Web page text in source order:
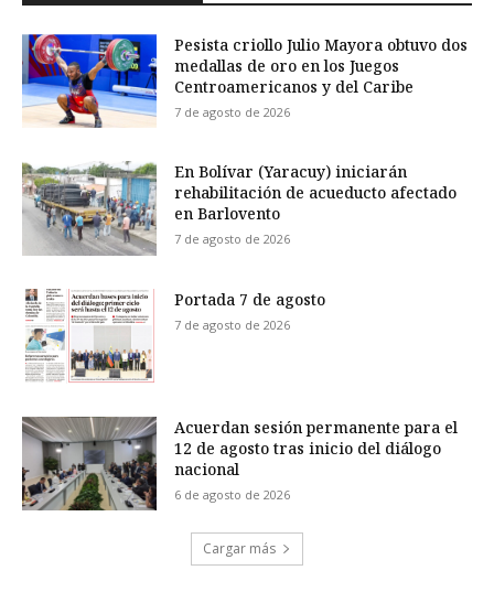
Pesista criollo Julio Mayora obtuvo dos
medallas de oro en los Juegos
Centroamericanos y del Caribe
7 de agosto de 2026
En Bolívar (Yaracuy) iniciarán
rehabilitación de acueducto afectado
en Barlovento
7 de agosto de 2026
Portada 7 de agosto
7 de agosto de 2026
Acuerdan sesión permanente para el
12 de agosto tras inicio del diálogo
nacional
6 de agosto de 2026
Cargar más